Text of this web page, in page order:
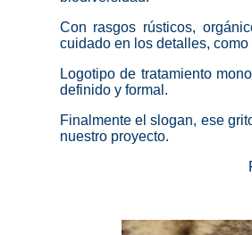
Con rasgos rústicos,
cuidado en los detalles,
Logotipo de tratamiento
definido y formal.
Finalmente el slogan, ese
nuestro proyecto.